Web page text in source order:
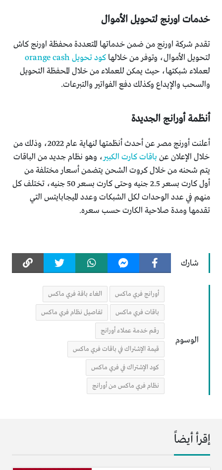
خدمات اورنج لتحويل الأموال
تقدم شركة اورنج من ضمن خدماتها المتعددة محفظة اورنج كاش
لتحويل الأموال، وتوفر من خلالها كود تحويل orange cash
لعملاء شبكتها، حيث يمكن للعملاء من خلال المحفظة التحويل
والسحب والإيداع وكذلك دفع الفواتير والتبرعات.
أنظمة أورانج الجديدة
أعلنت أورنج مصر عن أحدث أنظمتها لنهاية عام 2022، وذلك من
خلال الإعلان عن باقات كارت الكبير، وهو نظام جديد من الباقات
يتم شحنه من خلال كروت الشحن يتضمن أسعار مختلفة من
أول كارت بسعر 2.5 جنيه وحتى كارت بسعر 50 جنيه، تختلف كل
منهم في عدد الوحدات لكل الشبكات وعدد الميجابايتس التي
تقدمها ومدة صلاحية الكارت حسب سعره.
شارك
الوسوم
أورانج فري ماكس الغاء باقة فري ماكس
باقات فري ماكس تفاصيل نظام فري ماكس
رقم خدمة عملاء أورانج
قيمة الإشتراك في باقات فري ماكس
كود الإشتراك في فري ماكس
نظام فري ماكس من أورانج
إقرأ أيضاً